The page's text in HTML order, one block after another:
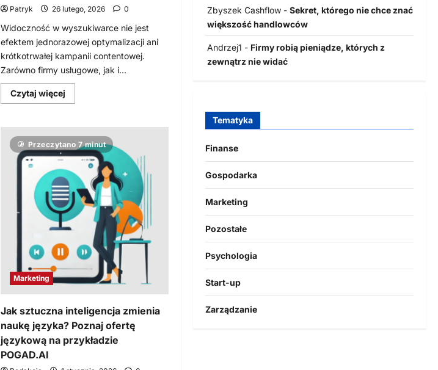
Patryk 26 lutego, 2026 0
Widoczność w wyszukiwarce nie jest
efektem jednorazowej optymalizacji ani
krótkotrwałej kampanii contentowej.
Zarówno firmy usługowe, jak i...
Czytaj więcej
się
Strategia
SEO
dla
firm
usługowych
i
sklepów
internetowych
–
jak
budować
długoterminową
widoczność
Przeczytano 7 minut
Marketing
Jak sztuczna inteligencja zmienia
naukę języka? Poznaj ofertę
językową na przykładzie
POGAD.AI
Zbyszek Cashflow- Sekret, którego nie chce znać
większość handlowców
Andrzej1 - Firmy robią pieniądze, których z
zewnątrz nie widać
Tematyka
Finanse
Gospodarka
Marketing
Pozostałe
Psychologia
Start-up
Zarządzanie